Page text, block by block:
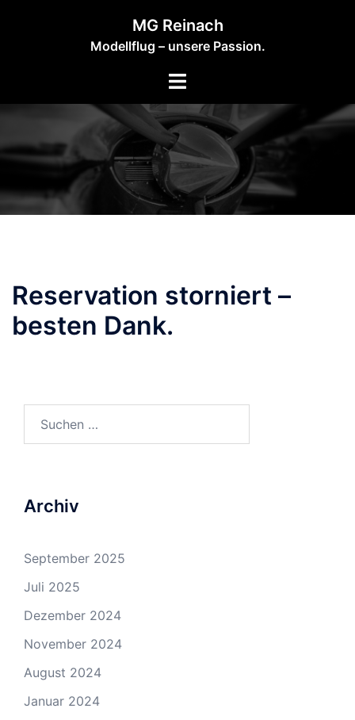
MG Reinach
Modellflug – unsere Passion.
Reservation storniert –
besten Dank.
nach:
Archiv
September 2025
Juli 2025
Dezember 2024
November 2024
August 2024
Januar 2024